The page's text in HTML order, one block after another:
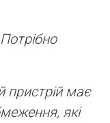
пристрій має
які